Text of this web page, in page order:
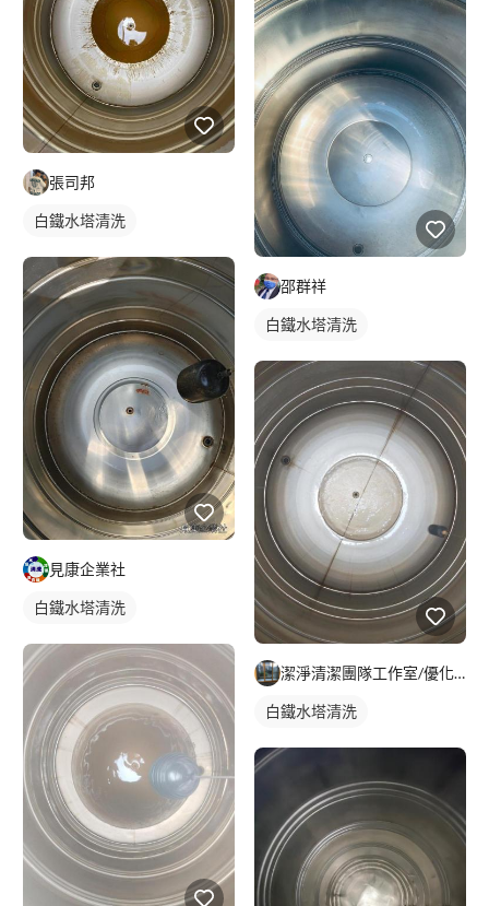
張司邦
白鐵水塔清洗
見康企業社
白鐵水塔清洗
邵群祥
白鐵水塔清洗
潔淨清潔團隊工作室/優化空間，專業專攻裝潢後細清，空屋入住退
白鐵水塔清洗